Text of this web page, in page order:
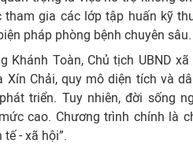
tham gia các lớp tập huấn kỹ
pháp phòng bệnh chuyên sâu.
Khánh Toàn, Chủ tịch UBND
Xín Chải, quy mô diện tích và
triển. Tuy nhiên, đời sống
cao. Chương trình chính là
- xã hội”.